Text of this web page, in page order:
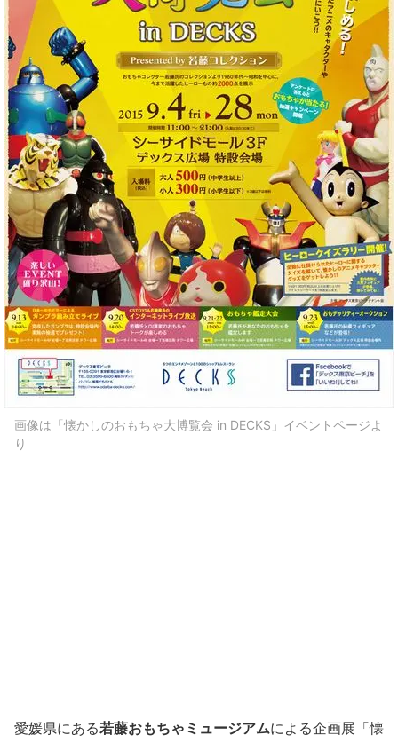
画像は「懐かしのおもちゃ大博覧会 in DECKS」イベントページよ
り
愛媛県にある若藤おもちゃミュージアムによる企画展「懐